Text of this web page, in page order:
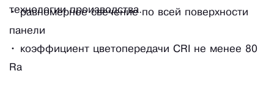
технологии производства.
• равномерное свечение по всей поверхности
панели
• коэффициент цветопередачи CRI не менее 80
Ra